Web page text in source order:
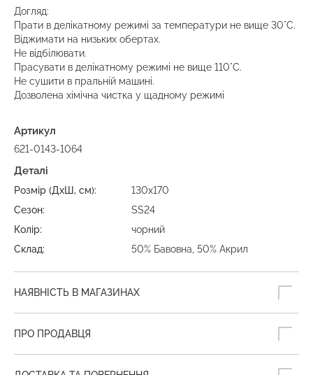
Догляд:
Прати в делікатному режимі за температури не вище 30°C.
Віджимати на низьких обертах.
Не відбілювати.
Прасувати в делікатному режимі не вище 110°C.
Не сушити в пральній машині.
Дозволена хімічна чистка у щадному режимі
Артикул
621-0143-1064
Деталі
Розмір (ДхШ, см):
130х170
Сезон:
SS24
Колір:
чорний
Склад:
50% Бавовна, 50% Акрил
НАЯВНІСТЬ В МАГАЗИНАХ
ПРО ПРОДАВЦЯ